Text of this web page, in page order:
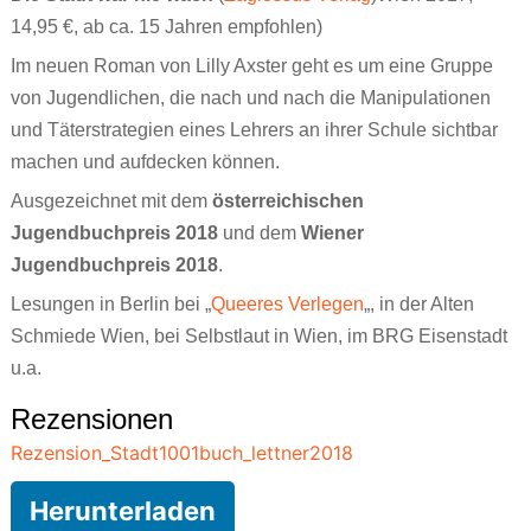
14,95 €, ab ca. 15 Jahren empfohlen)
Im neuen Roman von Lilly Axster geht es um eine Gruppe
von Jugendlichen, die nach und nach die Manipulationen
und Täterstrategien eines Lehrers an ihrer Schule sichtbar
machen und aufdecken können.
Ausgezeichnet mit dem österreichischen
Jugendbuchpreis 2018und dem Wiener
Jugendbuchpreis 2018.
Lesungen in Berlin bei „Queeres Verlegen„, in der Alten
Schmiede Wien, bei Selbstlaut in Wien, im BRG Eisenstadt
u.a.
Rezensionen
Rezension_Stadt1001buch_lettner2018
Herunterladen